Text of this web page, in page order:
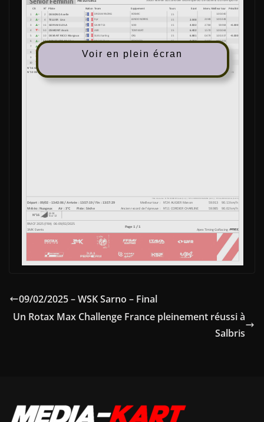
Voir en plein écran
09/02/2025 – WSK Sarno – Final
Un Rotax Max Challenge France pleinement réussi à
Salbris